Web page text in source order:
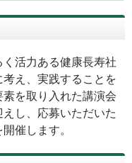
活力ある健康長寿社
え、実践することを
を取り入れた講演会
し、応募いただいた
催します。